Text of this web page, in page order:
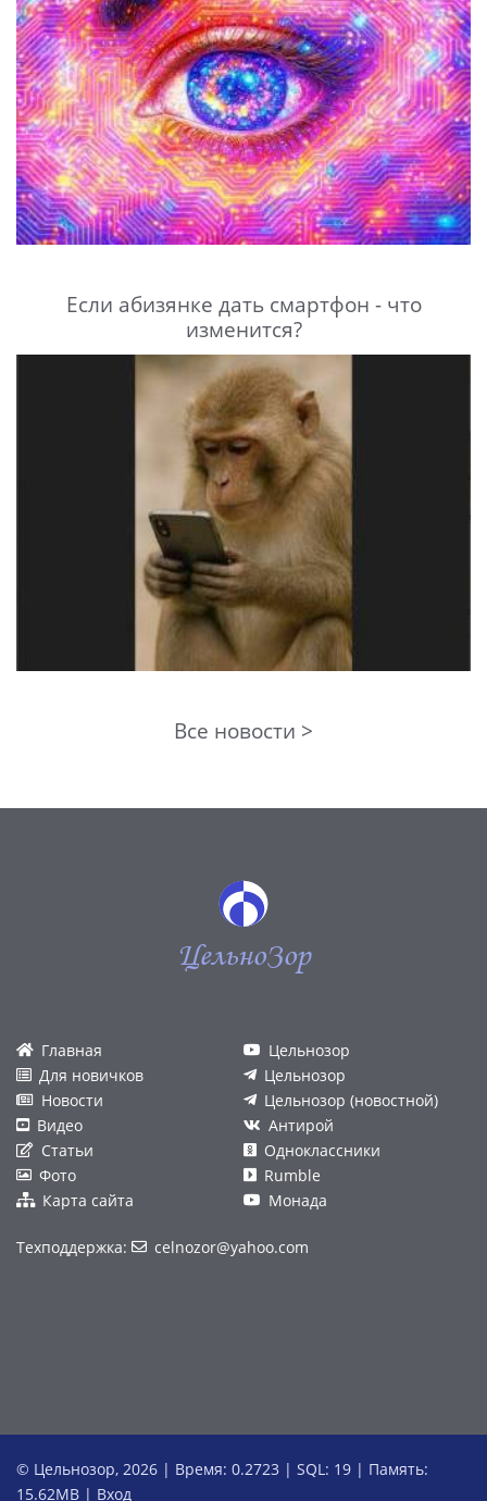
Если абизянке дать смартфон - что
изменится?
Все новости >
ЦельноЗор
Главная
Для новичков
Новости
Видео
Статьи
Фото
Карта сайта
Цельнозор
Цельнозор
Цельнозор (новостной)
Антирой
Одноклассники
Rumble
Монада
Техподдержка: celnozor@yahoo.com
© Цельнозор, 2026 | Время: 0.2723 | SQL: 19 | Память:
15.62MB | Вход